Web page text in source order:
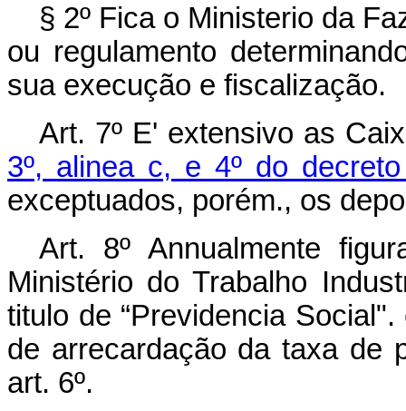
§ 2º Fica o Ministerio da
ou regulamento
sua execução e fiscalização.
Art. 7º E' extensivo as
3º, alinea c, e 4º do
exceptuados, porém., os
Art. 8º Annualmente
Ministério do Trabalho
titulo de “Previdencia
de arrecardação da taxa de
art. 6º.